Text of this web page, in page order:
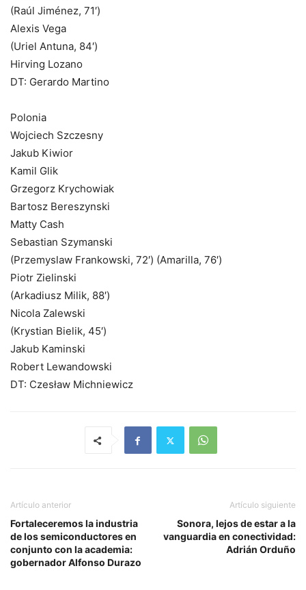
(Raúl Jiménez, 71′)
Alexis Vega
(Uriel Antuna, 84′)
Hirving Lozano
DT: Gerardo Martino
Polonia
Wojciech Szczesny
Jakub Kiwior
Kamil Glik
Grzegorz Krychowiak
Bartosz Bereszynski
Matty Cash
Sebastian Szymanski
(Przemyslaw Frankowski, 72′) (Amarilla, 76′)
Piotr Zielinski
(Arkadiusz Milik, 88′)
Nicola Zalewski
(Krystian Bielik, 45′)
Jakub Kaminski
Robert Lewandowski
DT: Czesław Michniewicz
Artículo anterior
Fortaleceremos la industria
de los semiconductores en
conjunto con la academia:
gobernador Alfonso Durazo
Artículo siguiente
Sonora, lejos de estar a la
vanguardia en conectividad:
Adrián Orduño